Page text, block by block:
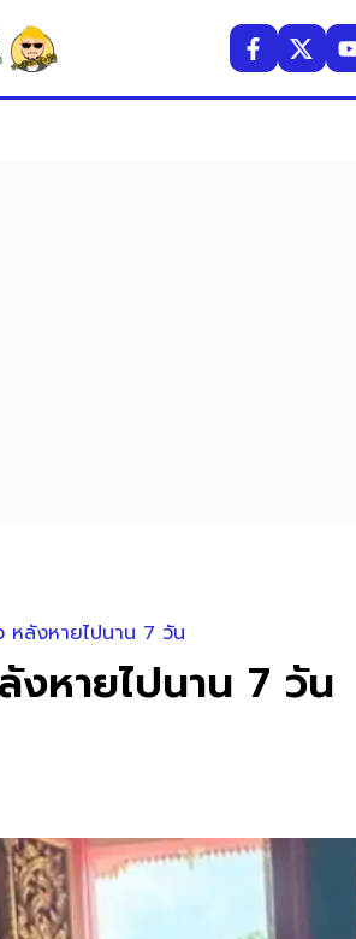
ลังหายไปนาน 7 วัน
หายไปนาน 7 วัน